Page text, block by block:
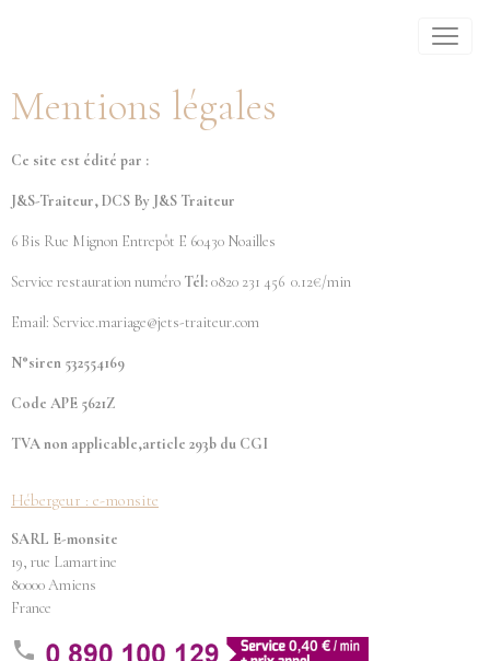
Mentions légales
Ce site est édité par :
J&S-Traiteur, DCS By J&S Traiteur
6 Bis Rue Mignon Entrepôt E 60430 Noailles
Service restauration numéro Tél:0820 231 456 0.12€/min
Email: Service.mariage@jets-traiteur.com
N°siren 532554169
Code APE 5621Z
TVA non applicable,article 293b du CGI
Hébergeur : e-monsite
SARL E-monsite
19, rue Lamartine
80000 Amiens
France